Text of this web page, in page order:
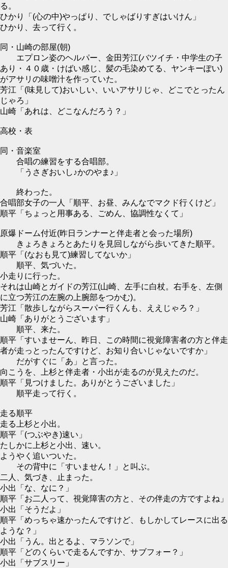
る。
ひかり「(心の中)やっぱり、でしゃばりすぎはいけん」
ひかり、去って行く。
同・山崎の部屋(朝)
エプロン姿のヘルパー、金田芳江(バツイチ・中学生の子
あり・４０歳・けばい感じ、髪の毛染めてる、ヤンキーぽい)
がアサリの味噌汁を作っていた。
芳江「(味見して)おいしい、いいアサリじゃ、どこでとったん
じゃろ」
山崎「あれは、どこなんだろう？」
高校・表
同・音楽室
合唱の練習をする合唱部。
「うさぎおいし♪かのやま♪」
終わった。
合唱部女子の一人「順平、お昼、みんなでマクド行くけど」
順平「ちょっと用事ある、ごめん、協調性なくて」
原爆ドーム付近(昨日ランナーと伴走者と会った場所)
きょろきょろとあたりを見回しながら歩いてきた順平。
順平「(なおも見て)練習してないか」
順平、気づいた。
小走りに行った。
それは山崎とガイドの芳江(山崎、左手に白杖。右手を、左側
に立つ芳江の左腕の上腕部をつかむ)。
芳江「散歩しながらスーパー行くんも、ええじゃろ？」
山崎「ありがとうございます」
順平、来た。
順平「すいませーん、昨日、この時間に視覚障害者の方と伴走
者が走っとったんですけど、お知り合いじゃないですか」
だがすぐに「あ」と言った。
向こうを、上杉と伴走者・小出が走るのが見えたのだ。
順平「見つけました。ありがとうございました」
順平走って行く。
走る順平
走る上杉と小出。
順平「(つぶやき)速い」
たしかに上杉と小出、速い。
ようやく追いついた。
その背中に「すいません！」と叫ぶ。
二人、気づき、止まった。
小出「な、なに？」
順平「お二人って、視覚障害の方と、その伴走の方ですよね」
小出「そうだよ」
順平「めっちゃ速かったんですけど、もしかしてレースに出る
ような？」
小出「うん。出とるよ、マラソンで」
順平「どのくらいで走るんですか、サブフォー？」
小出「サブスリー」